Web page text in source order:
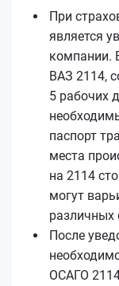
При
является
компании.
ВАЗ 2114,
5 рабочих
паспорт
места
на 2114
могут
различных
После
ОСАГО